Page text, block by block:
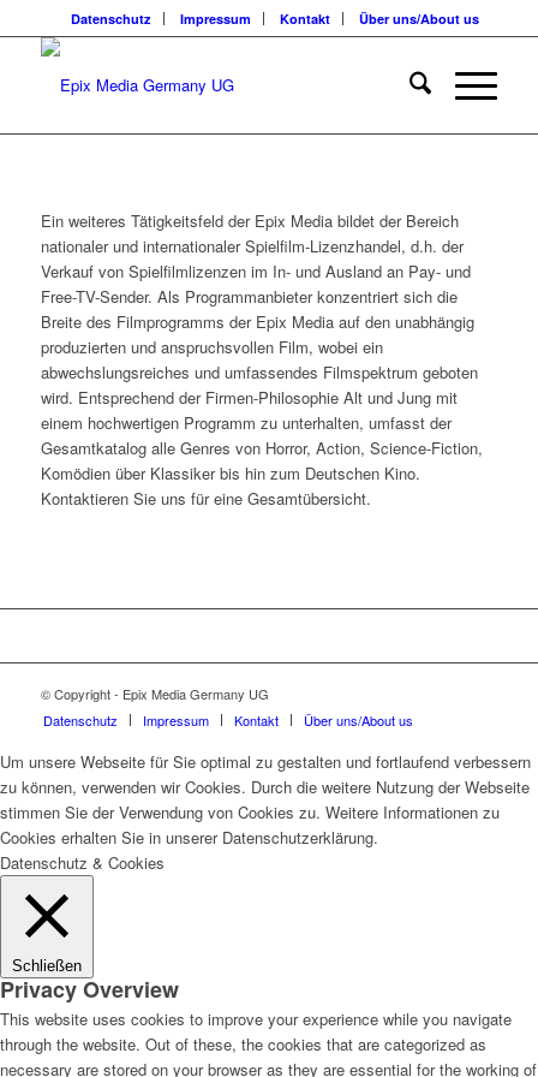
Datenschutz Impressum Kontakt Über uns/About us
Ein weiteres Tätigkeitsfeld der Epix Media bildet der Bereich
nationaler und internationaler Spielfilm-Lizenzhandel, d.h. der
Verkauf von Spielfilmlizenzen im In- und Ausland an Pay- und
Free-TV-Sender. Als Programmanbieter konzentriert sich die
Breite des Filmprogramms der Epix Media auf den unabhängig
produzierten und anspruchsvollen Film, wobei ein
abwechslungsreiches und umfassendes Filmspektrum geboten
wird. Entsprechend der Firmen-Philosophie Alt und Jung mit
einem hochwertigen Programm zu unterhalten, umfasst der
Gesamtkatalog alle Genres von Horror, Action, Science-Fiction,
Komödien über Klassiker bis hin zum Deutschen Kino.
Kontaktieren Sie uns für eine Gesamtübersicht.
© Copyright - Epix Media Germany UG
Datenschutz
Impressum Kontakt Über uns/About us
Um unsere Webseite für Sie optimal zu gestalten und fortlaufend verbessern
zu können, verwenden wir Cookies. Durch die weitere Nutzung der Webseite
stimmen Sie der Verwendung von Cookies zu. Weitere Informationen zu
Cookies erhalten Sie in unserer Datenschutzerklärung.
Datenschutz & Cookies
Schließen
Privacy Overview
This website uses cookies to improve your experience while you navigate
through the website. Out of these, the cookies that are categorized as
necessary are stored on your browser as they are essential for the working of